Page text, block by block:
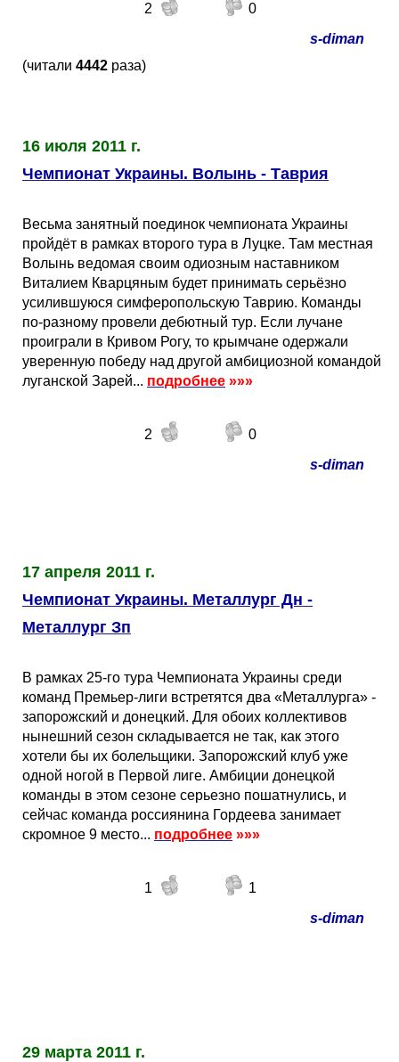
Кубок Европы (отбор)
Лига Наций
2
0
s-diman
(читали 4442 раза)
16 июля 2011 г.
Чемпионат Украины. Волынь - Таврия
Весьма занятный поединок чемпионата Украины
пройдёт в рамках второго тура в Луцке. Там местная
Волынь ведомая своим одиозным наставником
Виталием Кварцяным будет принимать серьёзно
усилившуюся симферопольскую Таврию. Команды
по-разному провели дебютный тур. Если лучане
проиграли в Кривом Рогу, то крымчане одержали
уверенную победу над другой амбициозной командой
луганской Зарей... подробнее »»»
2
0
s-diman
17 апреля 2011 г.
Чемпионат Украины. Металлург Дн -
Металлург Зп
В рамках 25-го тура Чемпионата Украины среди
команд Премьер-лиги встретятся два «Металлурга» -
запорожский и донецкий. Для обоих коллективов
нынешний сезон складывается не так, как этого
хотели бы их болельщики. Запорожский клуб уже
одной ногой в Первой лиге. Амбиции донецкой
команды в этом сезоне серьезно пошатнулись, и
сейчас команда россиянина Гордеева занимает
скромное 9 место... подробнее »»»
1
1
s-diman
29 марта 2011 г.